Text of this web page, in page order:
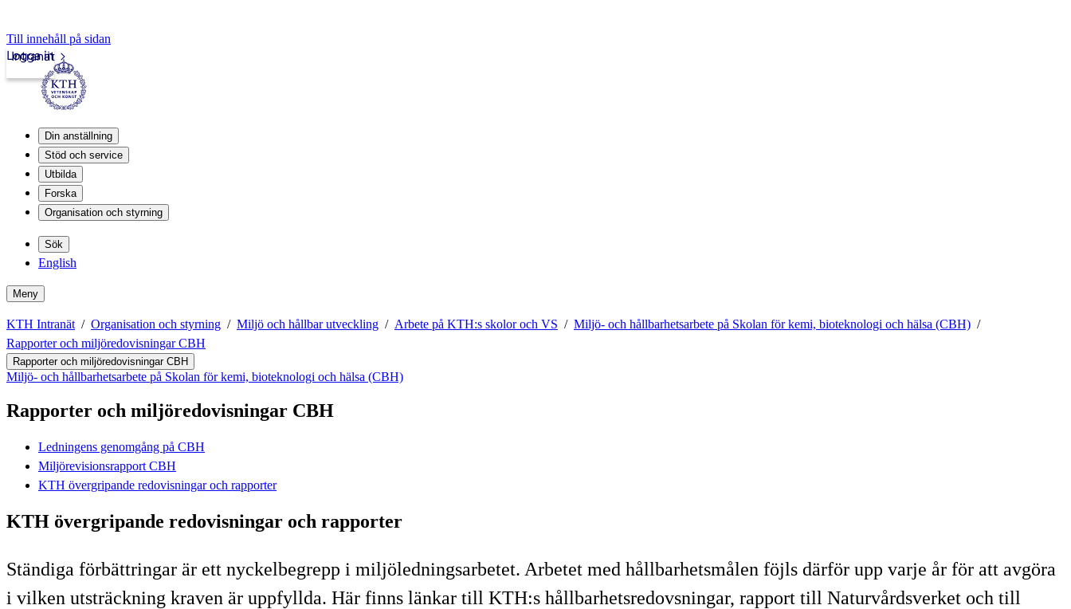
Till innehåll på sidan
Intranät
Logga in
Din anställning
Stöd och service
Utbilda
Forska
Organisation och styrning
Sök
English
Meny
KTH Intranät Organisation och styrning Miljö och hållbar utveckling Arbete på KTH:s skolor och VS
Miljö- och hållbarhetsarbete på Skolan för kemi, bioteknologi och hälsa (CBH)
Rapporter och miljöredovisningar CBH
Rapporter och miljöredovisningar CBH
Miljö- och hållbarhetsarbete på Skolan för kemi, bioteknologi och hälsa (CBH)
Rapporter och miljöredovisningar CBH
Ledningens genomgång på CBH
Miljörevisionsrapport CBH
KTH övergripande redovisningar och rapporter
KTH övergripande redovisningar och rapporter
Ständiga förbättringar är ett nyckelbegrepp i miljöledningsarbetet. Arbetet med hållbarhetsmålen föjls därför upp varje år för att avgöra
i vilken utsträckning kraven är uppfyllda. Här finns länkar till KTH:s hållbarhetsredovsningar, rapport till Naturvårdsverket och till